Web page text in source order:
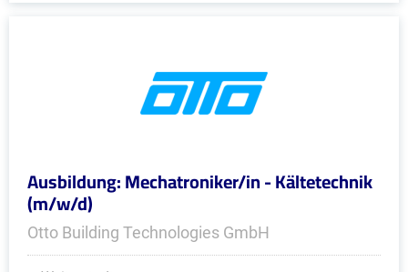
Ausbildung: Mechatroniker/in - Kältetechnik
(m/w/d)
Otto Building Technologies GmbH